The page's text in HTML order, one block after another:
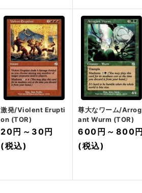
激発/Violent Erupti
on (TOR)
20円 ～ 30円
(税込)
尊大なワーム/Arrog
ant Wurm (TOR)
600円 ～ 800円
(税込)